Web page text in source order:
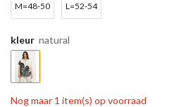
M=48-50 L=52-54
kleur natural
Nog maar 1 item(s) op voorraad